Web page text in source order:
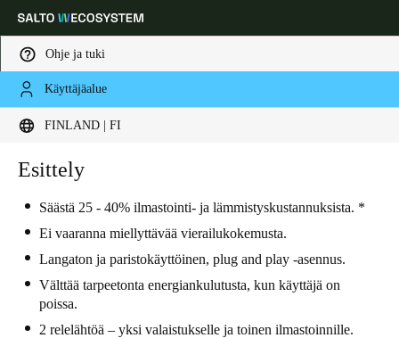
Ohje ja tuki
Käyttäjäalue
FINLAND | FI
Choose your location and language settings
Global
Finland
Germany
Deutsch
Esittely
Säästä 25 - 40% ilmastointi- ja lämmistyskustannuksista. *
Ei vaaranna miellyttävää vierailukokemusta.
Langaton ja paristokäyttöinen, plug and play -asennus.
Välttää tarpeetonta energiankulutusta, kun käyttäjä on
poissa.
2 relelähtöä – yksi valaistukselle ja toinen ilmastoinnille.